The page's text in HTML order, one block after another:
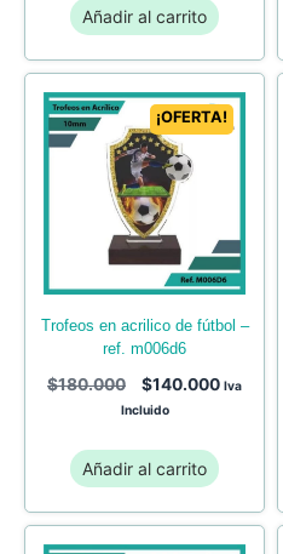
Añadir al carrito
¡OFERTA!
trofeos en acrilico de fútbol –
ref. m006d6
$180.000 $140.000 Iva
Incluido
Añadir al carrito